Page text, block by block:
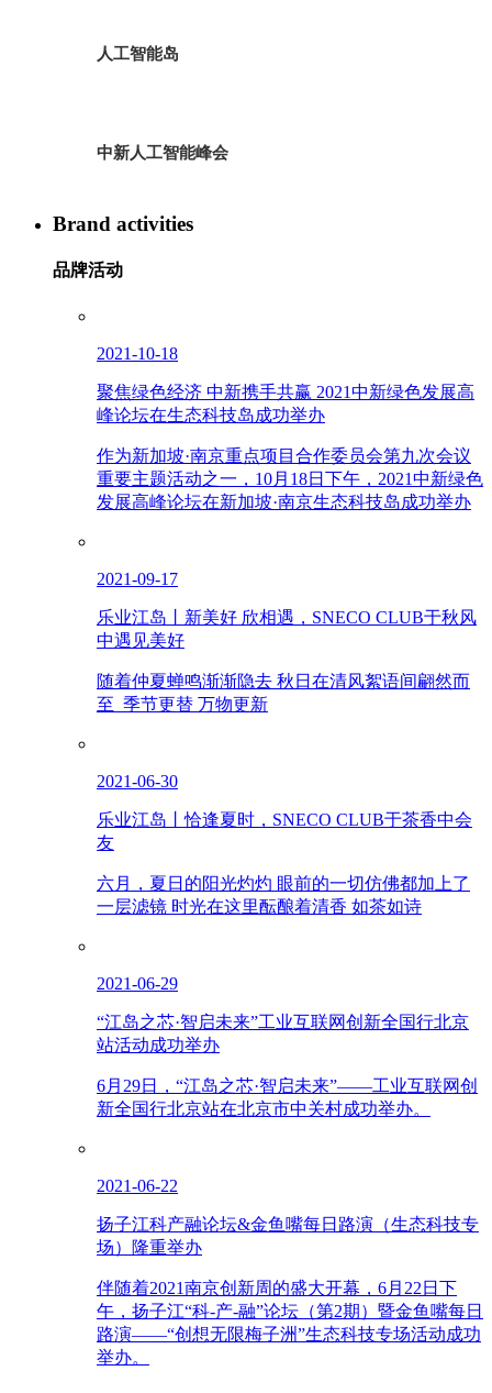
人工智能岛
中新人工智能峰会
Brand activities
品牌活动
2021-10-18
聚焦绿色经济 中新携手共赢 2021中新绿色发展高
峰论坛在生态科技岛成功举办
作为新加坡·南京重点项目合作委员会第九次会议
重要主题活动之一，10月18日下午，2021中新绿色
发展高峰论坛在新加坡·南京生态科技岛成功举办
2021-09-17
乐业江岛丨新美好 欣相遇，SNECO CLUB于秋风
中遇见美好
随着仲夏蝉鸣渐渐隐去 秋日在清风絮语间翩然而
至 季节更替 万物更新
2021-06-30
乐业江岛丨恰逢夏时，SNECO CLUB于茶香中会
友
六月，夏日的阳光灼灼 眼前的一切仿佛都加上了
一层滤镜 时光在这里酝酿着清香 如茶如诗
2021-06-29
“江岛之芯·智启未来”工业互联网创新全国行北京
站活动成功举办
6月29日，“江岛之芯·智启未来”——工业互联网创
新全国行北京站在北京市中关村成功举办。
2021-06-22
扬子江科产融论坛&金鱼嘴每日路演（生态科技专
场）隆重举办
伴随着2021南京创新周的盛大开幕，6月22日下
午，扬子江“科-产-融”论坛（第2期）暨金鱼嘴每日
路演——“创想无限梅子洲”生态科技专场活动成功
举办。